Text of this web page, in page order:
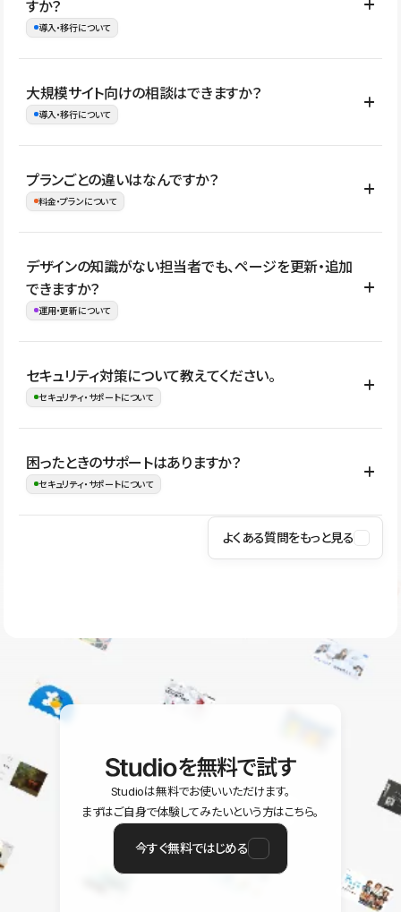
ォリオなど幅広く制作できます。
すか？
導入・移行について
はい。既存サイトの構成やコンテンツ、URLを整理したうえで、
Studio上に再構築する形で移行できます。 WordPressの場合は、
イト全体のデザインや設定がそのまま移行されるわけではないた
め、移行後にページ構成やデザイン、CMS設計、URL・リダイレク
大規模サイト向けの相談はできますか？
導入・移行について
はい。アクセス規模が大きいサイトや、複数部門での運用、権限管
理、セキュリティ確認、既存システムとの連携など、個別の要件が
ない段階でも、お問い合わせください。
お問合せはこちら
プランごとの違いはなんですか？
料金・プランについて
公開ページ数、バージョン履歴の期間、CMS利用数の上限、権限
管理の有無などがプランごとに異なります。詳しくは料金プランペ
ージをご覧ください。
デザインの知識がない担当者でも、ページを更新・追加
できますか？
運用・更新について
はい。CMSやコンポーネントを活用して更新範囲を設計しておく
ことで、デザインを崩しにくい状態で運用できます。 さらにコン
ながらレイアウトに影響を与えずに更新作業を進めやすくなりま
す。
セキュリティ対策について教えてください。
セキュリティ・サポートについて
Studioでは、公開サイトやサービスを安全に利用できるよう、通信
の暗号化、データ保護、アクセス管理、脆弱性対策など、複数の観
はSSL/TLSによる通信暗号化に対応しており、悪質なスクリプトの
困ったときのサポートはありますか？
セキュリティ・サポートについて
操作方法や機能については、ヘルプセンターでご確認いただけま
ユーザー同士で質問・相談できるコミュニティもご利用ください。
よくある質問をもっと見る
を無料で試す
Studioは無料でお使いいただけます。
まずはご自身で体験してみたいという方はこちら。
今すぐ無料ではじめる